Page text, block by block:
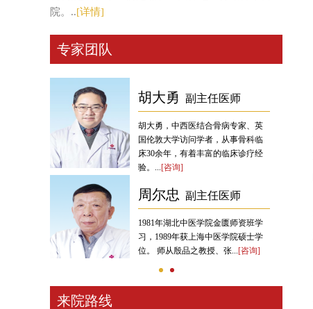
院。..[详情]
专家团队
胡大勇 副主任医师
胡大勇，中西医结合骨病专家、英
国伦敦大学访问学者，从事骨科临
床30余年，有着丰富的临床诊疗经
验。...[咨询]
周尔忠 副主任医师
1981年湖北中医学院金匮师资班学
习，1989年获上海中医学院硕士学
位。 师从殷品之教授、张...[咨询]
吴耿心 主治医师
师从知名骨科专家徐林教授，曾接
受AO内固定技术培训，有近20年的
骨科临床工作诊疗经验... ...[咨询]
来院路线